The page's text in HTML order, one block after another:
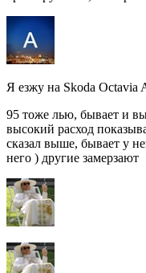
Я езжу на Skoda Octavia
95 тоже лью, бывает и
высокий расход
сказал выше, бывает у
него ) другие замерзают